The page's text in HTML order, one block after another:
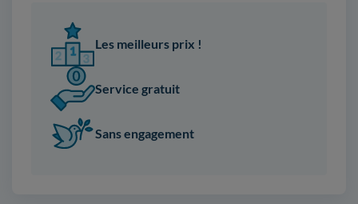
Les meilleurs prix !
Service gratuit
Sans engagement